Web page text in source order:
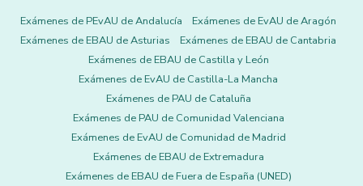
Exámenes de PEvAU de Andalucía
Exámenes de EvAU de Aragón
Exámenes de EBAU de Asturias
Exámenes de EBAU de Cantabria
Exámenes de EBAU de Castilla y León
Exámenes de EvAU de Castilla-La Mancha
Exámenes de PAU de Cataluña
Exámenes de PAU de Comunidad Valenciana
Exámenes de EvAU de Comunidad de Madrid
Exámenes de EBAU de Extremadura
Exámenes de EBAU de Fuera de España (UNED)